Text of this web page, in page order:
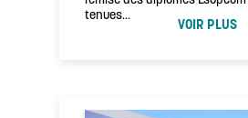
tenues…
VOIR PLUS